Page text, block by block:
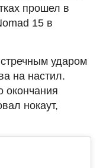
прошел в
15 в
ударом
на настил.
окончания
нокаут,